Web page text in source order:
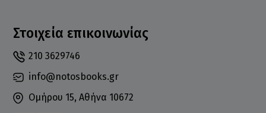
Στοιχεία επικοινωνίας
210 3629746
info@notosbooks.gr
Ομήρου 15, Αθήνα 10672